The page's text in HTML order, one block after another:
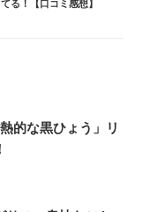
る！【口コミ感想】
的な黒ひょう」リ